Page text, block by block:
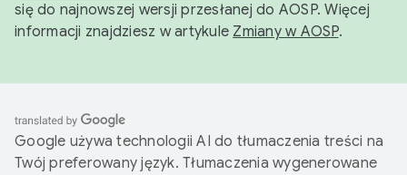
się do najnowszej wersji przesłanej do AOSP. Więcej
informacji znajdziesz w artykule Zmiany w AOSP.
Google używa technologii AI do tłumaczenia treści na
Twój preferowany język. Tłumaczenia wygenerowane